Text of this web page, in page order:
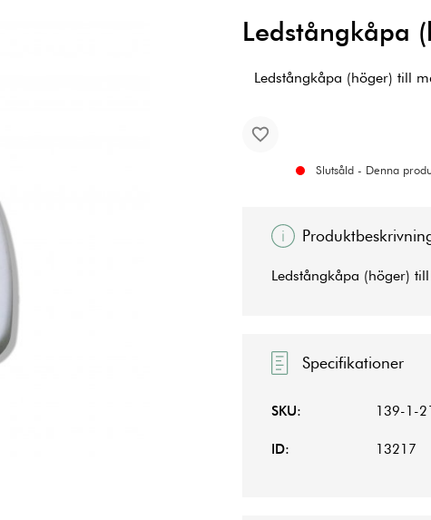
Ledstångkåpa
Ledstångkåpa (höger) till
Slutsåld - Denna
Ledstångkåpa (höger)
Specifikationer
SKU: 139-1-
ID: 13217